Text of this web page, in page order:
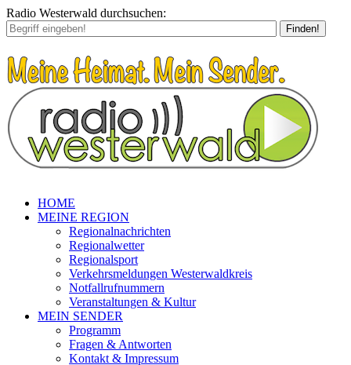
Radio Westerwald durchsuchen:
Finden!
HOME
MEINE REGION
Regionalnachrichten
Regionalwetter
Regionalsport
Verkehrsmeldungen Westerwaldkreis
Notfallrufnummern
Veranstaltungen & Kultur
MEIN SENDER
Programm
Fragen & Antworten
Kontakt & Impressum